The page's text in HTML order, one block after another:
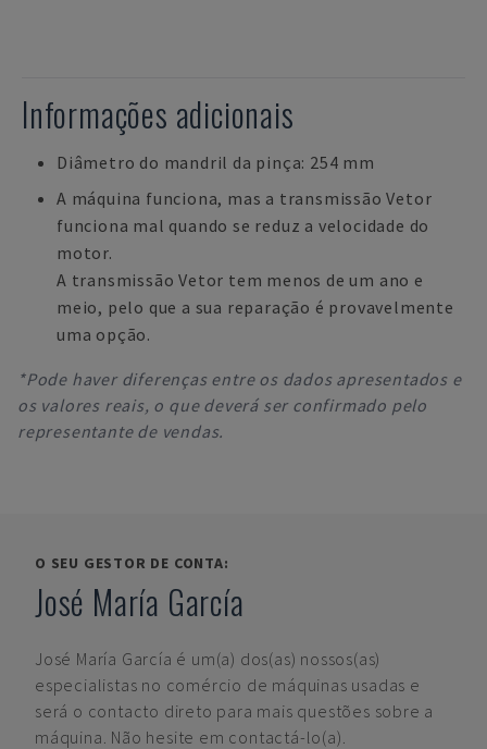
Informações adicionais
Diâmetro do mandril da pinça: 254 mm
A máquina funciona, mas a transmissão Vetor
funciona mal quando se reduz a velocidade do
motor.
A transmissão Vetor tem menos de um ano e
meio, pelo que a sua reparação é provavelmente
uma opção.
*Pode haver diferenças entre os dados apresentados e
os valores reais, o que deverá ser confirmado pelo
representante de vendas.
O SEU GESTOR DE CONTA:
José María García
José María García é um(a) dos(as) nossos(as)
especialistas no comércio de máquinas usadas e
será o contacto direto para mais questões sobre a
máquina. Não hesite em contactá-lo(a).